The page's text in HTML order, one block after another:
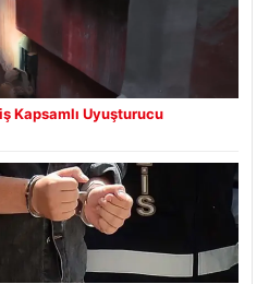
Kapsamlı Uyuşturucu